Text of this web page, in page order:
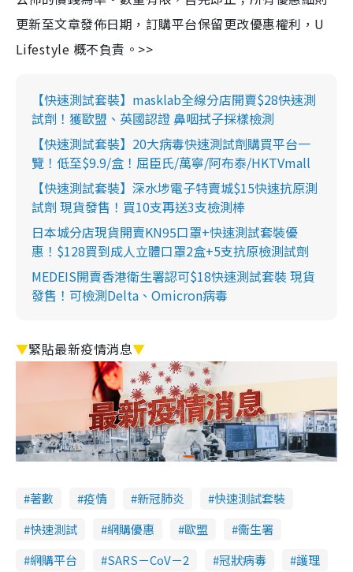
更新至文章發佈日期，訂購平台保留更改優惠權利，U
Lifestyle 概不負責。>>
【快速測試套裝】masklab全線分店開賣$28快速測
試劑！獲歐盟、英國認證 鼻咽拭子採樣檢測
【快速測試套裝】20大病毒快速測試劑購買平台一
覽！低至$9.9/盒！屈臣氏/萬寧/阿布泰/HKTVmall
【快速測試套裝】深水埗電子特賣城$15快速抗原測
試劑 現貨發售！買10支再送3支檢測棒
日本城分店現貨開賣KN95口罩+快速測試套裝優
惠！$128買到成人立體口罩2盒+5支抗原檢測試劑
MEDEIS開賣香港衛生署認可$18快速測試套裝 現貨
發售！可檢測Delta、Omicron病毒
▼緊貼最新疫情消息▼
著數 疫情 新冠肺炎
快速測試套裝
快速測試
網購優惠 歐盟
衞生署
網購平台
SARS－CoV－2 冠狀病毒 護理